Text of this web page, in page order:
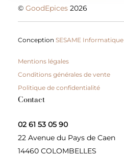
©GoodEpices 2026
ConceptionSESAME Informatique
Mentions légales
Conditions générales de vente
Politique de confidentialité
Contact
02 61 53 05 90
22 Avenue du Pays de Caen
14460 COLOMBELLES